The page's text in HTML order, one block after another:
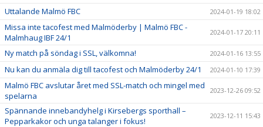
Uttalande Malmö FBC 2024-01-19 18:02
Missa inte tacofest med Malmöderby | Malmö FBC -
Malmhaug IBF 24/1
2024-01-17 20:11
Ny match på söndag i SSL, välkomna! 2024-01-16 13:55
Nu kan du anmäla dig till tacofest och Malmöderby 24/1 2024-01-10 17:39
Malmö FBC avslutar året med SSL-match och mingel med
spelarna
2023-12-26 09:52
Spännande innebandyhelg i Kirsebergs sporthall –
Pepparkakor och unga talanger i fokus!
2023-12-11 15:43